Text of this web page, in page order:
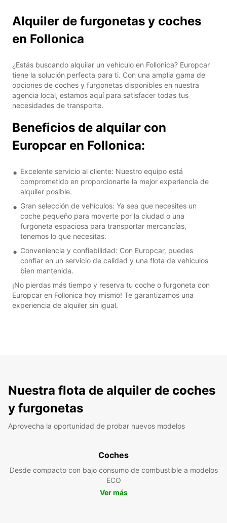
Alquiler de furgonetas y coches
en Follonica
¿Estás buscando alquilar un vehículo en Follonica? Europcar
tiene la solución perfecta para ti. Con una amplia gama de
opciones de coches y furgonetas disponibles en nuestra
agencia local, estamos aquí para satisfacer todas tus
necesidades de transporte.
Beneficios de alquilar con
Europcar en Follonica:
Excelente servicio al cliente: Nuestro equipo está
comprometido en proporcionarte la mejor experiencia de
alquiler posible.
Gran selección de vehículos: Ya sea que necesites un
coche pequeño para moverte por la ciudad o una
furgoneta espaciosa para transportar mercancías,
tenemos lo que necesitas.
Conveniencia y confiabilidad: Con Europcar, puedes
confiar en un servicio de calidad y una flota de vehículos
bien mantenida.
¡No pierdas más tiempo y reserva tu coche o furgoneta con
Europcar en Follonica hoy mismo! Te garantizamos una
experiencia de alquiler sin igual.
Nuestra flota de alquiler de coches
y furgonetas
Aprovecha la oportunidad de probar nuevos modelos
Coches
Desde compacto con bajo consumo de combustible a modelos
ECO
Ver más